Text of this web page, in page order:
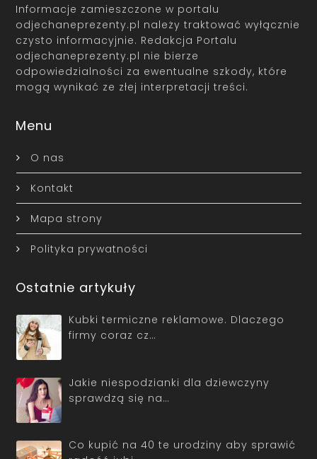
Informacje zamieszczone w portalu
odjechaneprezenty.pl należy traktować wyłącznie
czysto informacyjnie. Redakcja Portalu
odjechaneprezenty.pl nie bierze
odpowiedzialności za ewentualne szkody, które
mogą wynikać ze złej interpretacji treści.
Menu
O nas
Kontakt
Mapa strony
Polityka prywatności
Ostatnie artykuły
Kubki termiczne reklamowe. Dlaczego
firmy coraz cz…
Jakie niespodzianki dla dziewczyny
sprawdzą się na…
Co kupić na 40 te urodziny aby sprawić